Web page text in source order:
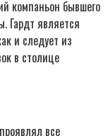
компаньон бывшего
Гардт является
и следует из
в столице
все